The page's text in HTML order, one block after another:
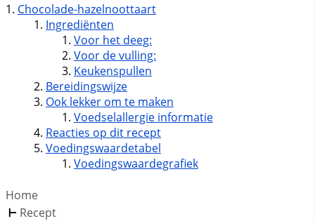
Chocolade-hazelnoottaart
Ingrediënten
Voor het deeg:
Voor de vulling:
Keukenspullen
Bereidingswijze
Ook lekker om te maken
Voedselallergie informatie
Reacties op dit recept
Voedingswaardetabel
Voedingswaardegrafiek
Home
Recept